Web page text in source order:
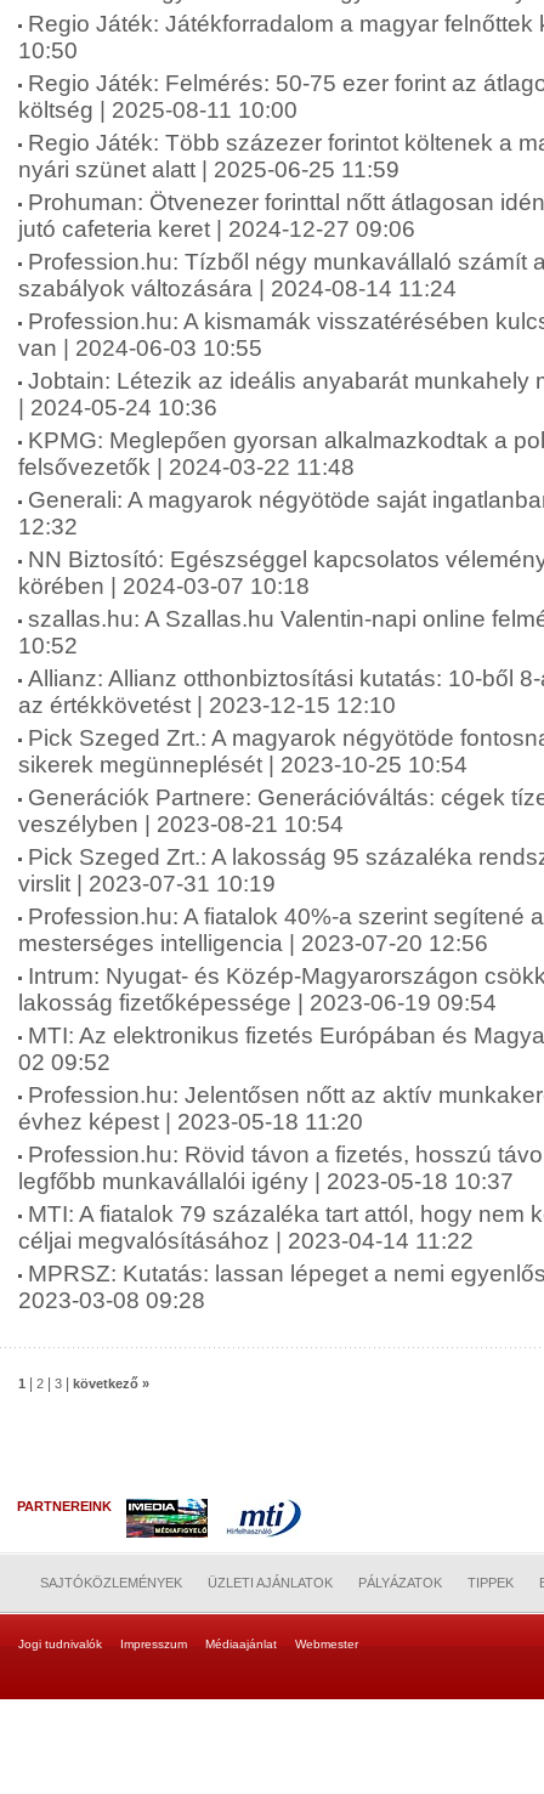
Regio Játék: Játékforradalom a magyar felnőttek
10:50
Regio Játék: Felmérés: 50-75 ezer forint az
költség | 2025-08-11 10:00
Regio Játék: Több százezer forintot költenek a
nyári szünet alatt | 2025-06-25 11:59
Prohuman: Ötvenezer forinttal nőtt átlagosan
jutó cafeteria keret | 2024-12-27 09:06
Profession.hu: Tízből négy munkavállaló számít
szabályok változására | 2024-08-14 11:24
Profession.hu: A kismamák visszatérésében
van | 2024-06-03 10:55
Jobtain: Létezik az ideális anyabarát munkahely
| 2024-05-24 10:36
KPMG: Meglepően gyorsan alkalmazkodtak a
felsővezetők | 2024-03-22 11:48
Generali: A magyarok négyötöde saját
12:32
NN Biztosító: Egészséggel kapcsolatos
körében | 2024-03-07 10:18
szallas.hu: A Szallas.hu Valentin-napi online
10:52
Allianz: Allianz otthonbiztosítási kutatás: 10-ből
az értékkövetést | 2023-12-15 12:10
Pick Szeged Zrt.: A magyarok négyötöde
sikerek megünneplését | 2023-10-25 10:54
Generációk Partnere: Generációváltás: cégek
veszélyben | 2023-08-21 10:54
Pick Szeged Zrt.: A lakosság 95 százaléka
virslit | 2023-07-31 10:19
Profession.hu: A fiatalok 40%-a szerint segítené
mesterséges intelligencia | 2023-07-20 12:56
Intrum: Nyugat- és Közép-Magyarországon
lakosság fizetőképessége | 2023-06-19 09:54
MTI: Az elektronikus fizetés Európában és
02 09:52
Profession.hu: Jelentősen nőtt az aktív
évhez képest | 2023-05-18 11:20
Profession.hu: Rövid távon a fizetés, hosszú
legfőbb munkavállalói igény | 2023-05-18 10:37
MTI: A fiatalok 79 százaléka tart attól, hogy nem
céljai megvalósításához | 2023-04-14 11:22
MPRSZ: Kutatás: lassan lépeget a nemi
2023-03-08 09:28
1 2 3 következő »
PARTNEREINK
SAJTÓKÖZLEMÉNYEK ÜZLETI AJÁNLATOK PÁLYÁZATOK TIPPEK
Jogi tudnivalók Impresszum Médiaajánlat Webmester